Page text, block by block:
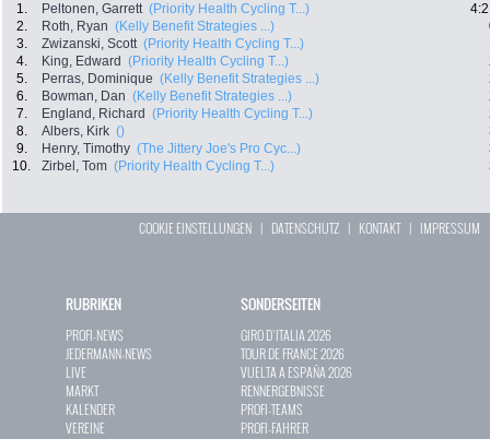
1. Peltonen, Garrett (Priority Health Cycling T...)
2.
Roth, Ryan (Kelly Benefit Strategies ...)
3.
Zwizanski, Scott (Priority Health Cycling T...)
4.
King, Edward (Priority Health Cycling T...)
5.
Perras, Dominique (Kelly Benefit Strategies ...)
6.
Bowman, Dan (Kelly Benefit Strategies ...)
7.
England, Richard (Priority Health Cycling T...)
8.
Albers, Kirk ()
9.
Henry, Timothy (The Jittery Joe's Pro Cyc...)
10.
Zirbel, Tom (Priority Health Cycling T...)
COOKIE EINSTELLUNGEN | DATENSCHUTZ | KONTAKT| IMPRESSUM
RUBRIKEN
PROFI-NEWS
JEDERMANN-NEWS
LIVE
MARKT
KALENDER
VEREINE
SONDERSEITEN
GIRO D`ITALIA 2026
TOUR DE FRANCE 2026
VUELTA A ESPAÑA 2026
RENNERGEBNISSE
PROFI-TEAMS
PROFI-FAHRER